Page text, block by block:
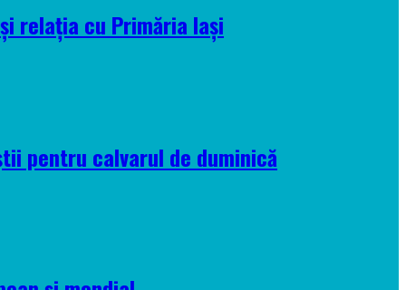
relația cu Primăria Iași
pentru calvarul de duminică